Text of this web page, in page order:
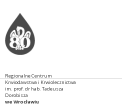
Regionalne Centrum
Krwiodawstwa i Krwiolecznictwa
im. prof. dr hab. Tadeusza
Dorobisza
we Wrocławiu